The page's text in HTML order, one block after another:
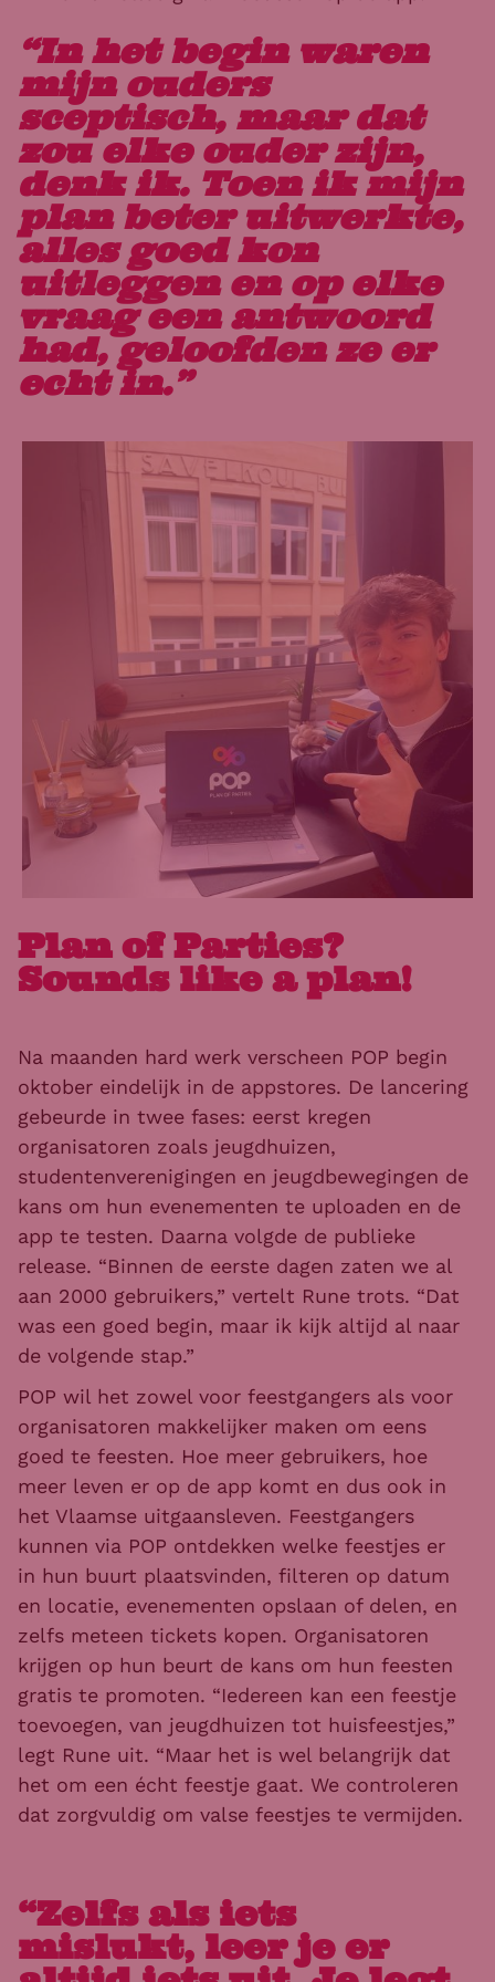
“In het begin waren
mijn ouders
sceptisch, maar dat
zou elke ouder zijn,
denk ik. Toen ik mijn
plan beter uitwerkte,
alles goed kon
uitleggen en op elke
vraag een antwoord
had, geloofden ze er
echt in.”
Plan of Parties?
Sounds like a plan!
Na maanden hard werk verscheen POP begin
oktober eindelijk in de appstores. De lancering
gebeurde in twee fases: eerst kregen
organisatoren zoals jeugdhuizen,
studentenverenigingen en jeugdbewegingen de
kans om hun evenementen te uploaden en de
app te testen. Daarna volgde de publieke
release. “Binnen de eerste dagen zaten we al
aan 2000 gebruikers,” vertelt Rune trots. “Dat
was een goed begin, maar ik kijk altijd al naar
de volgende stap.”
POP wil het zowel voor feestgangers als voor
organisatoren makkelijker maken om eens
goed te feesten. Hoe meer gebruikers, hoe
meer leven er op de app komt en dus ook in
het Vlaamse uitgaansleven. Feestgangers
kunnen via POP ontdekken welke feestjes er
in hun buurt plaatsvinden, filteren op datum
en locatie, evenementen opslaan of delen, en
zelfs meteen tickets kopen. Organisatoren
krijgen op hun beurt de kans om hun feesten
gratis te promoten. “Iedereen kan een feestje
toevoegen, van jeugdhuizen tot huisfeestjes,”
legt Rune uit. “Maar het is wel belangrijk dat
het om een écht feestje gaat. We controleren
dat zorgvuldig om valse feestjes te vermijden.
“Zelfs als iets
mislukt, leer je er